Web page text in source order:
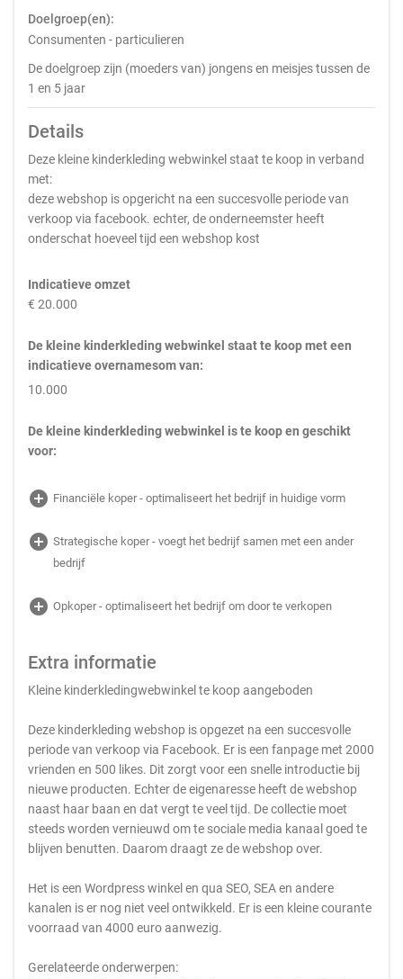
Doelgroep(en):
Consumenten - particulieren
De doelgroep zijn (moeders van) jongens en meisjes tussen de
1 en 5 jaar
Details
Deze kleine kinderkleding webwinkel staat te koop in verband
met:
deze webshop is opgericht na een succesvolle periode van
verkoop via facebook. echter, de onderneemster heeft
onderschat hoeveel tijd een webshop kost
Indicatieve omzet
€ 20.000
De kleine kinderkleding webwinkel staat te koop met een
indicatieve overnamesom van:
10.000
De kleine kinderkleding webwinkel is te koop en geschikt
voor:
add_circle Financiële koper - optimaliseert het bedrijf in huidige vorm
add_circle Strategische koper - voegt het bedrijf samen met een ander
bedrijf
add_circle Opkoper - optimaliseert het bedrijf om door te verkopen
Extra informatie
Kleine kinderkledingwebwinkel te koop aangeboden
Deze kinderkleding webshop is opgezet na een succesvolle
periode van verkoop via Facebook. Er is een fanpage met 2000
vrienden en 500 likes. Dit zorgt voor een snelle introductie bij
nieuwe producten. Echter de eigenaresse heeft de webshop
naast haar baan en dat vergt te veel tijd. De collectie moet
steeds worden vernieuwd om te sociale media kanaal goed te
blijven benutten. Daarom draagt ze de webshop over.
Het is een Wordpress winkel en qua SEO, SEA en andere
kanalen is er nog niet veel ontwikkeld. Er is een kleine courante
voorraad van 4000 euro aanwezig.
Gerelateerde onderwerpen: